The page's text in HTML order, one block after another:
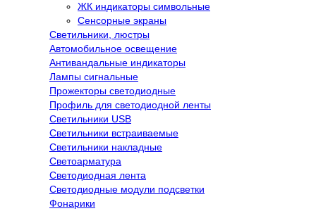
ЖК индикаторы символьные
Сенсорные экраны
Cветильники, люстры
Автомобильное освещение
Антивандальные индикаторы
Лампы сигнальные
Прожекторы светодиодные
Профиль для светодиодной ленты
Светильники USB
Светильники встраиваемые
Светильники накладные
Светоарматура
Светодиодная лента
Светодиодные модули подсветки
Фонарики